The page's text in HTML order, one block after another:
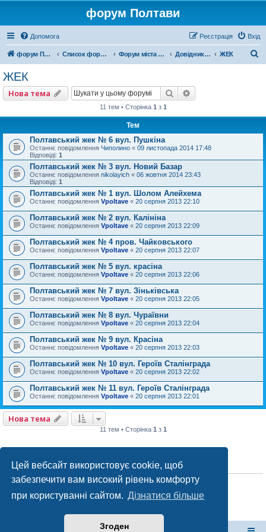
Цей вебсайт використовує cookie, щоб
забезпечити вам високий рівень комфорту
при користуванні сайтом. Дізнатися більше
Згоден
форум Полтави
Допомога Вхід
Реєстрація
форум Полтави Список форумів Форум міста Полтава Довідник Полтави ЖЕК
ЖЕК
Нова тема Пошук
11 тем • Сторінка 1 з 1
Тем
Полтавський жек № 6 вул. Пушкіна
Останнє повідомлення Чиполино « 09 листопада 2014 17:48
Відповіді: 1
Полтавський жек № 3 вул. Новий Базар
Останнє повідомлення nikolayich « 06 жовтня 2014 23:43
Відповіді: 1
Полтавський жек № 1 вул. Шолом Алейхема
Останнє повідомлення Vpoltave « 20 серпня 2013 22:10
Полтавський жек № 2 вул. Калініна
Останнє повідомлення Vpoltave « 20 серпня 2013 22:09
Полтавський жек № 4 пров. Чайковського
Останнє повідомлення Vpoltave « 20 серпня 2013 22:07
Полтавський жек № 5 вул. красіна
Останнє повідомлення Vpoltave « 20 серпня 2013 22:06
Полтавський жек № 7 вул. Зіньківська
Останнє повідомлення Vpoltave « 20 серпня 2013 22:05
Полтавський жек № 8 вул. Чураївни
Останнє повідомлення Vpoltave « 20 серпня 2013 22:04
Полтавський жек № 9 вул. Красіна
Останнє повідомлення Vpoltave « 20 серпня 2013 22:03
Полтавський жек № 10 вул. Героїв Сталінграда
Останнє повідомлення Vpoltave « 20 серпня 2013 22:02
Полтавський жек № 11 вул. Героїв Сталінграда
Останнє повідомлення Vpoltave « 20 серпня 2013 22:01
Нова тема
11 тем • Сторінка 1 з 1
ПРАВА ДОСТУПУ
Вине можетестворювати нові теми у цьому форумі
не можетередагувати ваші повідомлення у цьому форумі
додавати файли у цьому форумі